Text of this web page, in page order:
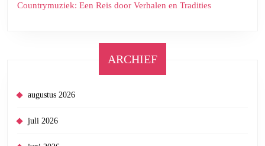
Countrymuziek: Een Reis door Verhalen en Tradities
ARCHIEF
augustus 2026
juli 2026